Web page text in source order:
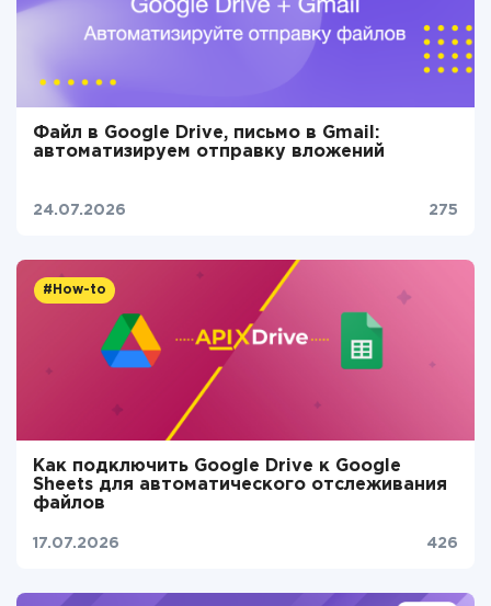
Файл в Google Drive, письмо в Gmail:
автоматизируем отправку вложений
24.07.2026 275
#How-to
Как подключить Google Drive к Google
Sheets для автоматического отслеживания
файлов
17.07.2026 426